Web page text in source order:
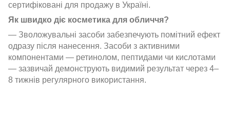
сертифіковані для продажу в Україні.
Як швидко діє косметика для обличчя?
— Зволожувальні засоби забезпечують помітний ефект
одразу після нанесення. Засоби з активними
компонентами — ретинолом, пептидами чи кислотами
— зазвичай демонструють видимий результат через 4–
8 тижнів регулярного використання.